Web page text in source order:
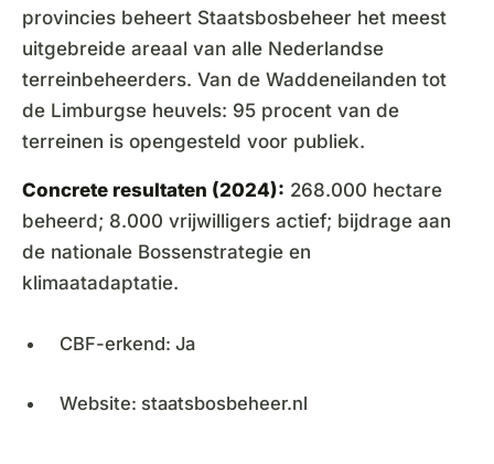
provincies beheert Staatsbosbeheer het meest
uitgebreide areaal van alle Nederlandse
terreinbeheerders. Van de Waddeneilanden tot
de Limburgse heuvels: 95 procent van de
terreinen is opengesteld voor publiek.
Concrete resultaten (2024): 268.000 hectare
beheerd; 8.000 vrijwilligers actief; bijdrage aan
de nationale Bossenstrategie en
klimaatadaptatie.
CBF-erkend: Ja
Website: staatsbosbeheer.nl